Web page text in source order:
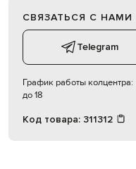
СВЯЗАТЬСЯ С НАМИ
Telegram
График работы колцентра:
до 18
Код товара: 311312